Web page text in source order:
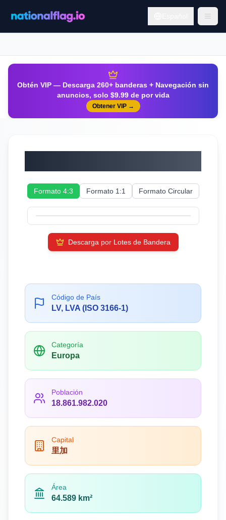
Obtén VIP — Descarga 260+ banderas + Navegación sin
anuncios, solo $9.99 de por vida
Obtener VIP→
Formato 4:3 Formato 1:1 Formato Circular
Descarga por Lotes de Bandera
Código de País
LV, LVA (ISO 3166-1)
Categoría
Europa
Población
18.861.982.020
Capital
里加
Área
64.589 km²